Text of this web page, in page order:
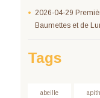
2026-04-29
Baumettes et de
Tags
abeille